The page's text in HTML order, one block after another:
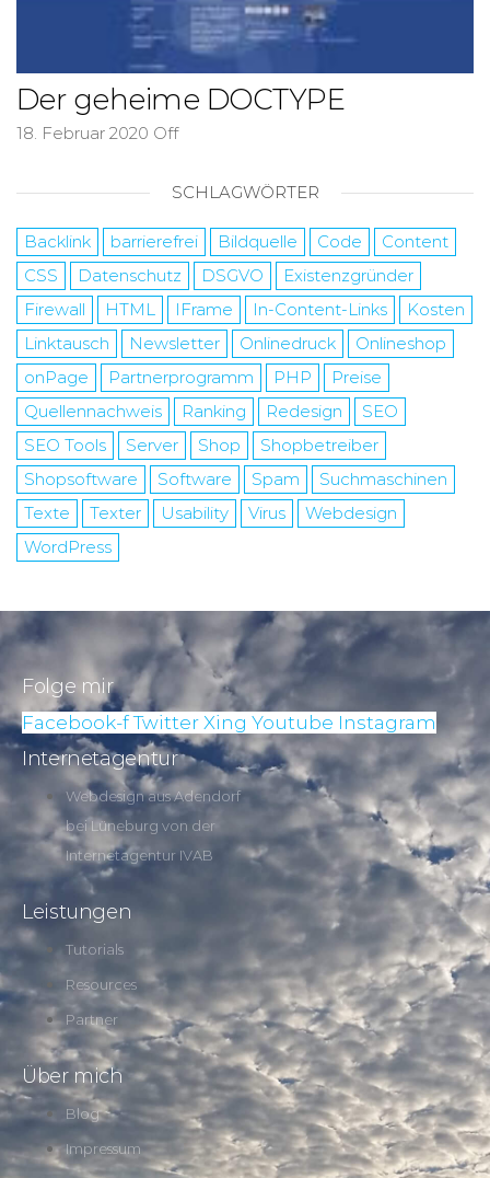
Der geheime DOCTYPE
18. Februar 2020 Off
SCHLAGWÖRTER
Backlink barrierefrei Bildquelle Code
Content
CSS
Datenschutz DSGVO
Existenzgründer
Firewall
HTML IFrame In-Content-Links
Kosten
Linktausch
Newsletter Onlinedruck
Onlineshop
onPage
Partnerprogramm PHP
Preise
Quellennachweis
Ranking Redesign
SEO
SEO Tools
Server Shop
Shopbetreiber
Shopsoftware
Software Spam
Suchmaschinen
Texte
Texter Usability Virus
Webdesign
WordPress
Folge mir
Facebook-f Twitter Xing Youtube Instagram
Internetagentur
Webdesign aus Adendorf
bei Lüneburg von der
Internetagentur IVAB
Leistungen
Tutorials
Resources
Partner
Über mich
Blog
Impressum